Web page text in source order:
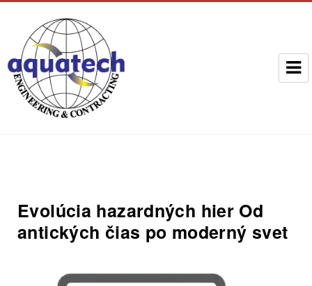
Evolúcia hazardných hier Od
antických čias po moderný svet